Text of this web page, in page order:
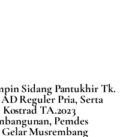
Sidang Pantukhir Tk.
Reguler Pria, Serta
Kostrad TA.2023
Pemdes
Musrembang